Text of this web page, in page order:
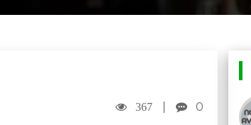
367 0